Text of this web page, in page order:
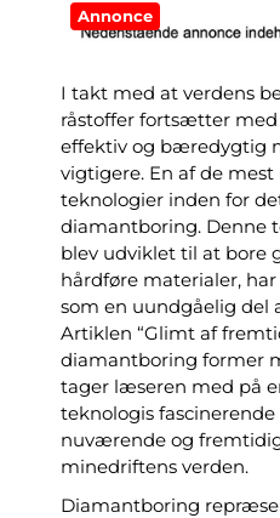
Annonce
I takt med at verdens
råstoffer fortsætter med
effektiv og bæredygtig
vigtigere. En af de
teknologier inden for
diamantboring. Denne
blev udviklet til at bore
hårdføre materialer,
som en uundgåelig del
Artiklen “Glimt af
diamantboring former
tager læseren med på
teknologis
nuværende og
minedriftens verden.
Diamantboring